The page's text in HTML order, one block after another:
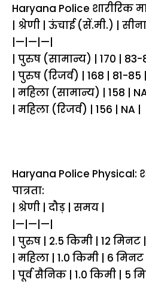
Haryana Police शारीरिक
| श्रेणी | ऊंचाई (सें.मी.) |
|—|—|—|
| पुरुष (सामान्य) | 170 | 83-
| पुरुष (रिजर्व) | 168 | 81-85 |
| महिला (सामान्य) | 158 |
| महिला (रिजर्व) | 156 | NA |
Haryana Police Physical:
पात्रता:
| श्रेणी | दौड़ | समय |
|—|—|—|
| पुरुष | 2.5 किमी | 12 मिनट |
| महिला | 1.0 किमी | 6 मिनट
| पूर्व सैनिक | 1.0 किमी | 5